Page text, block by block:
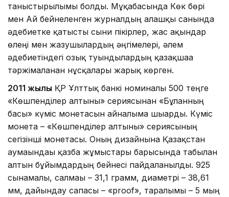
таныстырылымы болды. Мұқабасында Көк бөрі
мен Ай бейнеленген журналдың алғашқы санында
әдебиетке қатысты сыни пікірлер, жас ақындар
өлеңі мен жазушылардың әңгімелері, әлем
әдебиетіндегі озық туындылардың қазақшаға
тәржімаланған нұсқалары жарық көрген.
2011 жылы ҚР Ұлттық банкі номиналы 500 теңге
«Көшпенділер алтыны» сериясынан «Бұланның
басы» күміс монетасын айналымға шығарды. Күміс
монета – «Көшпенділер алтыны» сериясының
сегізінші монетасы. Оның дизайнына Қазақстан
аумағындағы қазба жұмыстары барысында табылған
алтын бұйымдардың бейнесі пайдаланылды. 925
сынамалы, салмағы – 31,1 грамм, диаметрі – 38,61
мм, дайындау сапасы – «proof», таралымы – 5 мың